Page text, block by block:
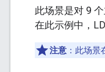
此场景是对 9
在此示例中，
注意 ：此场